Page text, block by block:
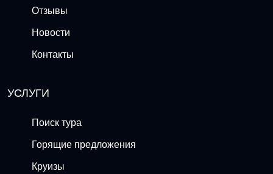
Отзывы
Новости
Контакты
УСЛУГИ
Поиск тура
Горящие предложения
Круизы